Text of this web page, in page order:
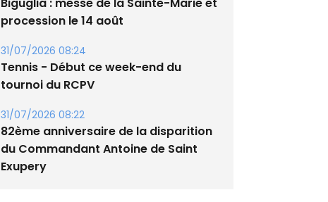
05/08/2026 09:53
procession le 14 août
31/07/2026 08:24
tournoi du RCPV
31/07/2026 08:22
82ème anniversaire de la disparition